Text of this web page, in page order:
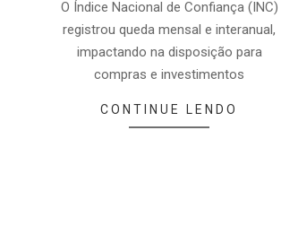
O Índice Nacional de Confiança (INC)
registrou queda mensal e interanual,
impactando na disposição para
compras e investimentos
CONTINUE LENDO